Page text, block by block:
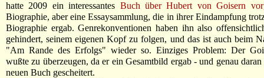
hatte 2009 ein interessantes Buch über Hubert von Goisern
Biographie, aber eine Essaysammlung, die in ihrer Eindampfung
Biographie ergab. Genrekonventionen haben ihn also
gehindert, seinem eigenen Kopf zu folgen, und das ist auch beim
"Am Rande des Erfolgs" wieder so. Einziges Problem: Der
wußte zu überzeugen, da er ein Gesamtbild ergab - und genau
neuen Buch gescheitert.